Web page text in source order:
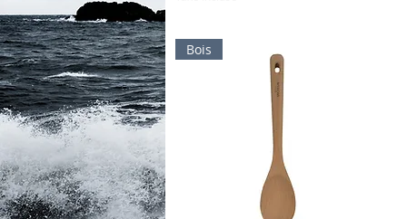
Bois